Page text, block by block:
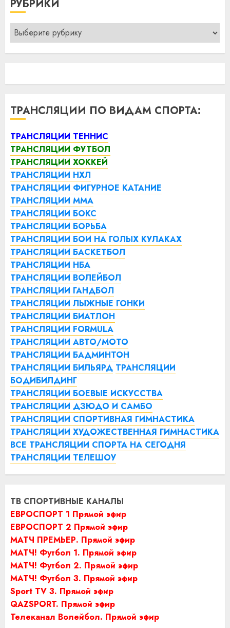
РУБРИКИ
Рубрики
ТРАНСЛЯЦИИ ПО ВИДАМ СПОРТА:
ТРАНСЛЯЦИИ ТЕННИС
ТРАНСЛЯЦИИ ФУТБОЛ
ТРАНСЛЯЦИИ ХОККЕЙ
ТРАНСЛЯЦИИ НХЛ
ТРАНСЛЯЦИИ ФИГУРНОЕ КАТАНИЕ
ТРАНСЛЯЦИИ ММА
ТРАНСЛЯЦИИ БОКС
ТРАНСЛЯЦИИ БОРЬБА
ТРАНСЛЯЦИИ БОИ НА ГОЛЫХ КУЛАКАХ
ТРАНСЛЯЦИИ БАСКЕТБОЛ
ТРАНСЛЯЦИИ НБА
ТРАНСЛЯЦИИ ВОЛЕЙБОЛ
ТРАНСЛЯЦИИ ГАНДБОЛ
ТРАНСЛЯЦИИ ЛЫЖНЫЕ ГОНКИ
ТРАНСЛЯЦИИ БИАТЛОН
ТРАНСЛЯЦИИ FORMULA
ТРАНСЛЯЦИИ АВТО/МОТО
ТРАНСЛЯЦИИ БАДМИНТОН
ТРАНСЛЯЦИИ БИЛЬЯРД ТРАНСЛЯЦИИ
БОДИБИЛДИНГ
ТРАНСЛЯЦИИ БОЕВЫЕ ИСКУССТВА
ТРАНСЛЯЦИИ ДЗЮДО И САМБО
ТРАНСЛЯЦИИ СПОРТИВНАЯ ГИМНАСТИКА
ТРАНСЛЯЦИИ ХУДОЖЕСТВЕННАЯ ГИМНАСТИКА
ВСЕ ТРАНСЛЯЦИИ СПОРТА НА СЕГОДНЯ
ТРАНСЛЯЦИИ ТЕЛЕШОУ
ТВ СПОРТИВНЫЕ КАНАЛЫ
ЕВРОСПОРТ 1 Прямой эфир
ЕВРОСПОРТ 2 Прямой эфир
МАТЧ ПРЕМЬЕР. Прямой эфир
МАТЧ! Футбол 1. Прямой эфир
МАТЧ! Футбол 2. Прямой эфир
МАТЧ! Футбол 3. Прямой эфир
Sport TV 3. Прямой эфир
QAZSPORT. Прямой эфир
Телеканал Волейбол. Прямой эфир